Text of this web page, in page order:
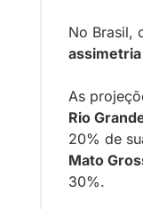
Rio
Mato
30%.